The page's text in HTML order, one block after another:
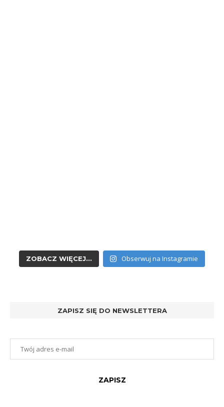
ZOBACZ WIĘCEJ... Obserwuj na Instagramie
ZAPISZ SIĘ DO NEWSLETTERA